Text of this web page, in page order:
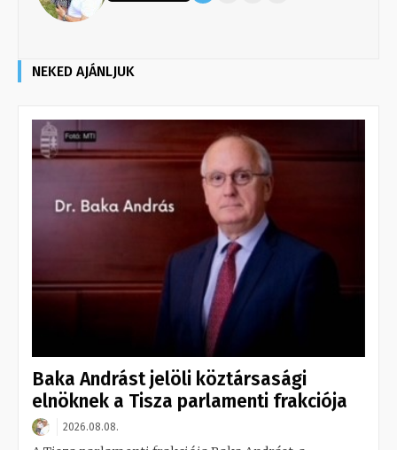
NEKED AJÁNLJUK
Baka Andrást jelöli köztársasági
elnöknek a Tisza parlamenti frakciója
2026.08.08.